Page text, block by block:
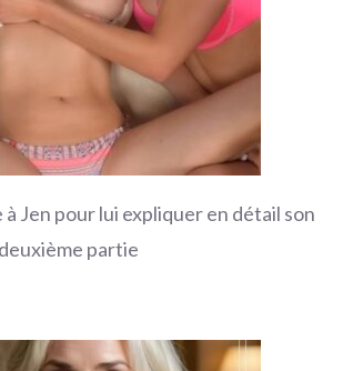
Jen pour lui expliquer en détail son
partie